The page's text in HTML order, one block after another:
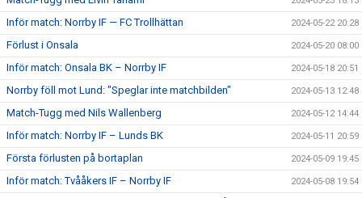
Inför match: Norrby IF — FC Trollhättan 2024-05-22 20:28
Förlust i Onsala 2024-05-20 08:00
Inför match: Onsala BK – Norrby IF 2024-05-18 20:51
Norrby föll mot Lund: "Speglar inte matchbilden" 2024-05-13 12:48
Match-Tugg med Nils Wallenberg 2024-05-12 14:44
Inför match: Norrby IF – Lunds BK 2024-05-11 20:59
Första förlusten på bortaplan 2024-05-09 19:45
Inför match: Tvååkers IF – Norrby IF 2024-05-08 19:54